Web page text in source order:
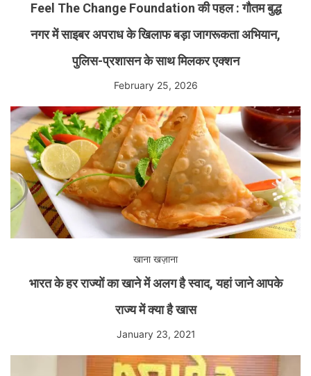
Feel The Change Foundation की पहल : गौतम बुद्ध
नगर में साइबर अपराध के खिलाफ बड़ा जागरूकता अभियान,
पुलिस-प्रशासन के साथ मिलकर एक्शन
February 25, 2026
खाना खज़ाना
भारत के हर राज्यों का खाने में अलग है स्वाद, यहां जाने आपके
राज्य में क्या है खास
January 23, 2021